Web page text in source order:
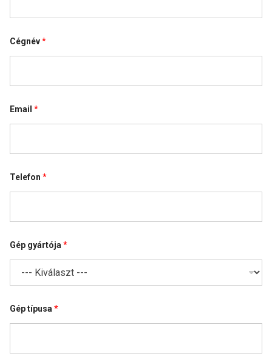
Cégnév*
Email *
Telefon *
Gép gyártója *
Gép típusa *